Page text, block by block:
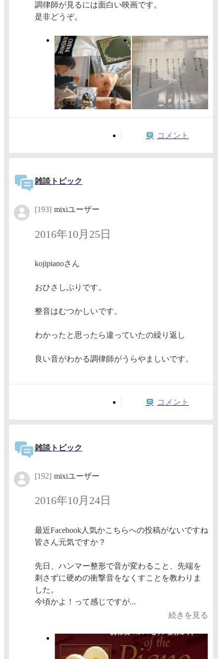
調律師が見るには面白い映画です。
是非どうぞ。
コメント
雑談トピック
[193] mixiユーザー
2016年10月25日
kojipianoさん
おひさしぶりです。
整音はむつかしいです。
わかったと思ったら違っていたの繰り返し
良い音がわかる調律師がうらやましいです。
コメント
雑談トピック
[192] mixiユーザー
2016年10月24日
最近Facebook人気かこちらへの投稿がないですね
皆さん元気ですか？
先日、ハンマー整形で音が変わること、先端を
刺さずに硬めの衝撃音をなくすことを教わりま
した。
今頃かよ！って感じですが...
続きを見る